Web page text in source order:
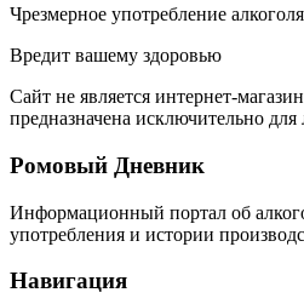
Чрезмерное употребление алкоголя
Вредит вашему здоровью
Сайт не является интернет-
предназначена исключительно для
Ромовый Дневник
Информационный портал об
употребления и истории
Навигация